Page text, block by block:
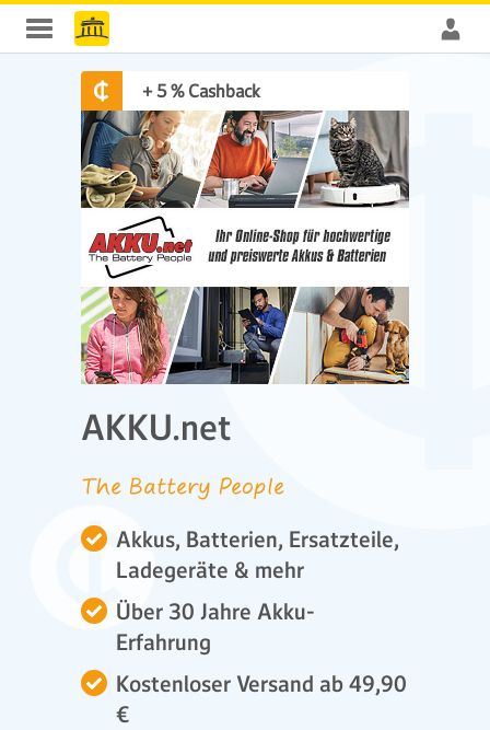
AKKU.net
The Battery People
Akkus, Batterien, Ersatzteile,
Ladegeräte & mehr
Über 30 Jahre Akku-
Erfahrung
Kostenloser Versand ab 49,90
€
+ 5 % Cashback